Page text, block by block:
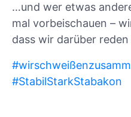
…und wer etwas
mal vorbeischauen –
dass wir darüber reden
#
#StabilStarkStabakon